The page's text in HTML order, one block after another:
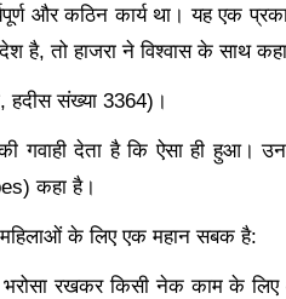
और कठिन कार्य था। यह एक
है, तो हाजरा ने विश्वास के साथ
हदीस संख्या 3364)।
गवाही देता है कि ऐसा ही हुआ।
कहा है।
के लिए एक महान सबक है:
भरोसा रखकर किसी नेक काम के